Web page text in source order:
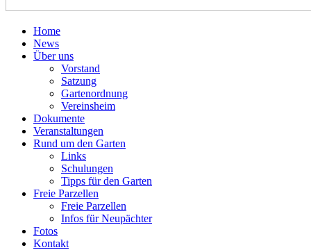
Home
News
Über uns
Vorstand
Satzung
Gartenordnung
Vereinsheim
Dokumente
Veranstaltungen
Rund um den Garten
Links
Schulungen
Tipps für den Garten
Freie Parzellen
Freie Parzellen
Infos für Neupächter
Fotos
Kontakt